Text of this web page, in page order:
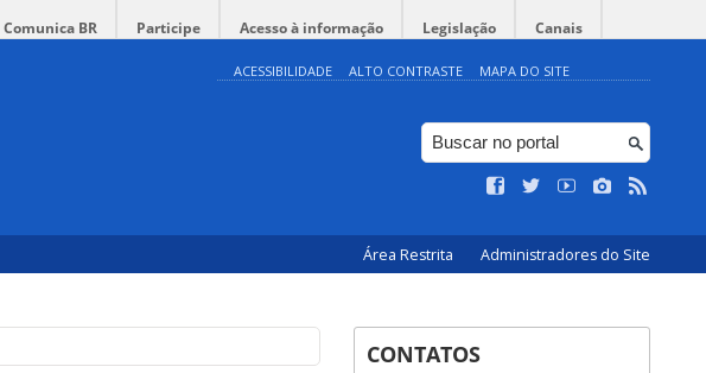
Comunica BR Participe Acesso à informação Legislação Canais
ACESSIBILIDADE ALTO CONTRASTE MAPA DO SITE
Área Restrita Administradores do Site
CONTATOS